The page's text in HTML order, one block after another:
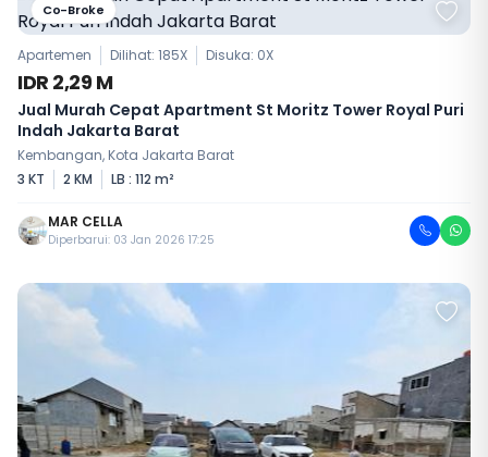
Co-Broke
Apartemen Dilihat: 185X Disuka: 0X
IDR 2,29 M
Jual Murah Cepat Apartment St Moritz Tower Royal Puri
Indah Jakarta Barat
Kembangan, Kota Jakarta Barat
3 KT
2 KM LB : 112 m²
MAR CELLA
Diperbarui: 03 Jan 2026 17:25